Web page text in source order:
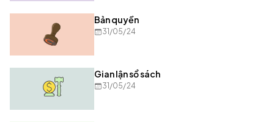
Bản quyền
31/05/24
Gian lận sổ sách
31/05/24